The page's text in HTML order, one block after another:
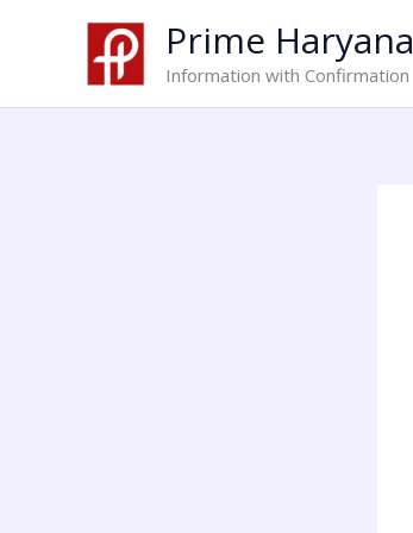
Prime Haryana
Information with Confirmation